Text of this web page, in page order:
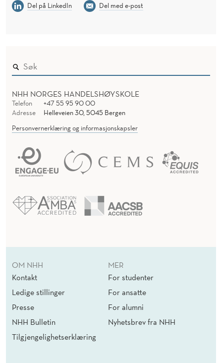
Del på LinkedIn
Del med e-post
NHH NORGES HANDELSHØYSKOLE
Telefon
+47 55 95 90 00
Adresse
Helleveien 30, 5045 Bergen
Personvernerklæring og informasjonskapsler
OM NHH
Kontakt
Ledige stillinger
Presse
NHH Bulletin
Tilgjengelighetserklæring
MER
For studenter
For ansatte
For alumni
Nyhetsbrev fra NHH